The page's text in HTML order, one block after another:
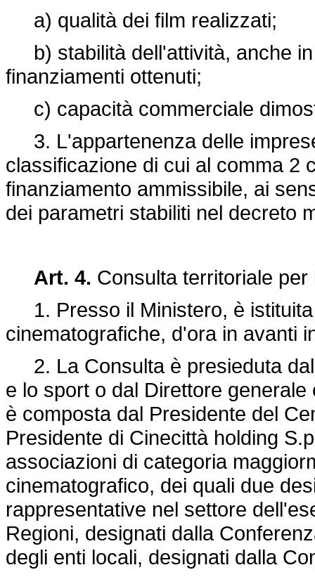
a) qualità dei film realizzati;
b) stabilità dell'attività, anche
finanziamenti ottenuti;
c) capacità commerciale
3. L'appartenenza delle
classificazione di cui al comma 2
finanziamento ammissibile, ai
dei parametri stabiliti nel decreto
Art. 4. Consulta territoriale
1. Presso il Ministero, è istituita
cinematografiche, d'ora in avanti
2. La Consulta è presieduta
e lo sport o dal Direttore
è composta dal Presidente del
Presidente di Cinecittà holding
associazioni di categoria
cinematografico, dei quali due
rappresentative nel settore
Regioni, designati dalla
degli enti locali, designati dalla